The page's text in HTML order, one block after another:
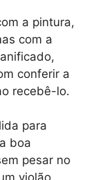
a pintura,
com a
conferir a
recebê-lo.
para
boa
pesar no
violão